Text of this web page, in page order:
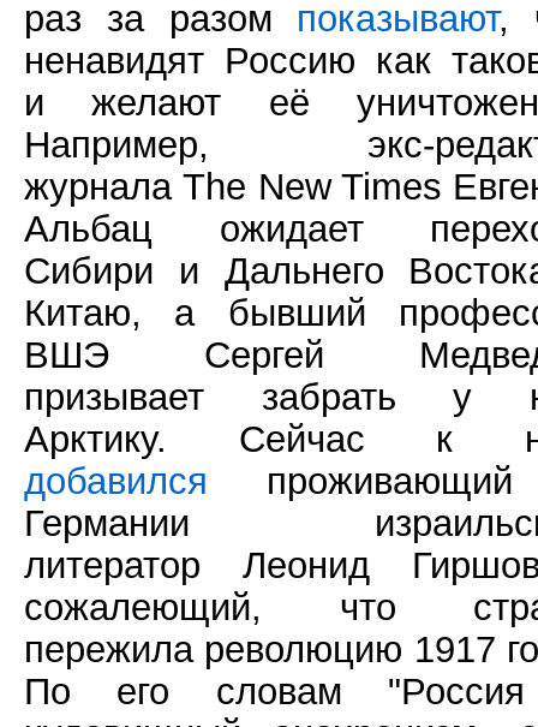
раз за разом показывают,
ненавидят Россию как
и желают её
Например, экс-
журнала The New Times
Альбац ожидает
Сибири и Дальнего
Китаю, а бывший
ВШЭ Сергей
призывает забрать у
Арктику. Сейчас к
добавился
Германии
литератор Леонид
сожалеющий, что
пережила революцию 1917
По его словам